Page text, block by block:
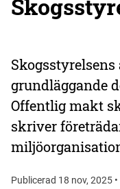
grundläggande
Offentlig makt
skriver
Publicerad 18 nov, 2025